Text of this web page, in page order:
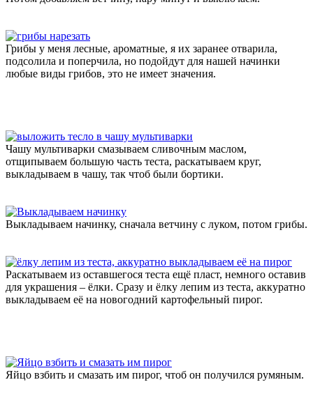
Грибы у меня лесные, ароматные, я их заранее отварила,
подсолила и поперчила, но подойдут для нашей начинки
любые виды грибов, это не имеет значения.
Чашу мультиварки смазываем сливочным маслом,
отщипываем большую часть теста, раскатываем круг,
выкладываем в чашу, так чтоб были бортики.
Выкладываем начинку, сначала ветчину с луком, потом грибы.
Раскатываем из оставшегося теста ещё пласт, немного оставив
для украшения – ёлки. Сразу и ёлку лепим из теста, аккуратно
выкладываем её на новогодний картофельный пирог.
Яйцо взбить и смазать им пирог, чтоб он получился румяным.